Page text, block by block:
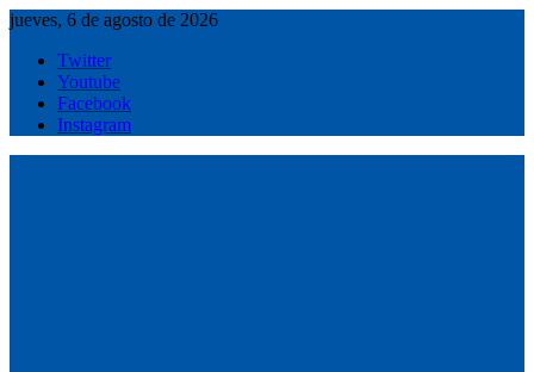
Saltar
contenido
jueves, 6 de agosto de 2026
Twitter
Youtube
Facebook
Instagram